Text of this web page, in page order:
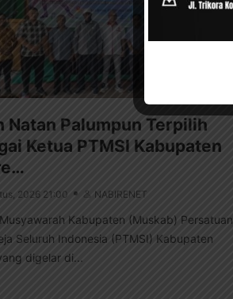
Natan Palumpun Terpilih
Ketua PTMSI Kabupaten
2026 21:00 NABIRENET
Kabupaten (Muskab) Persatuan
Seluruh Indonesia (PTMSI) Kabupaten
digelar di...